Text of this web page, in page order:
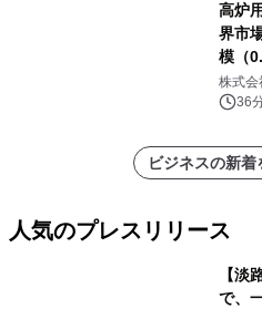
高炉
界市
模（
レポ
株式会
36
ビジネスの新着
人気のプレスリリース
【淡
で、